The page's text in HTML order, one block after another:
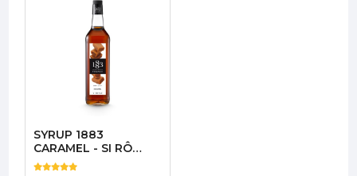
442,750 đ
SYRUP 1883
CARAMEL - SI RÔ
CARAMEN 1L